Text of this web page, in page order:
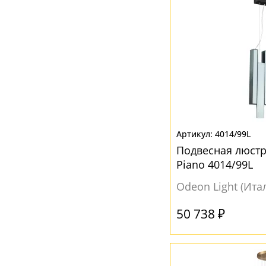
4014/99L
Подвесная
Piano 4014/99L
Odeon Light
50 738 ₽